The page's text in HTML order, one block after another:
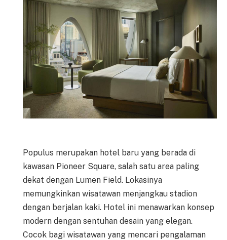
Populus merupakan hotel baru yang berada di
kawasan Pioneer Square, salah satu area paling
dekat dengan Lumen Field. Lokasinya
memungkinkan wisatawan menjangkau stadion
dengan berjalan kaki. Hotel ini menawarkan konsep
modern dengan sentuhan desain yang elegan.
Cocok bagi wisatawan yang mencari pengalaman